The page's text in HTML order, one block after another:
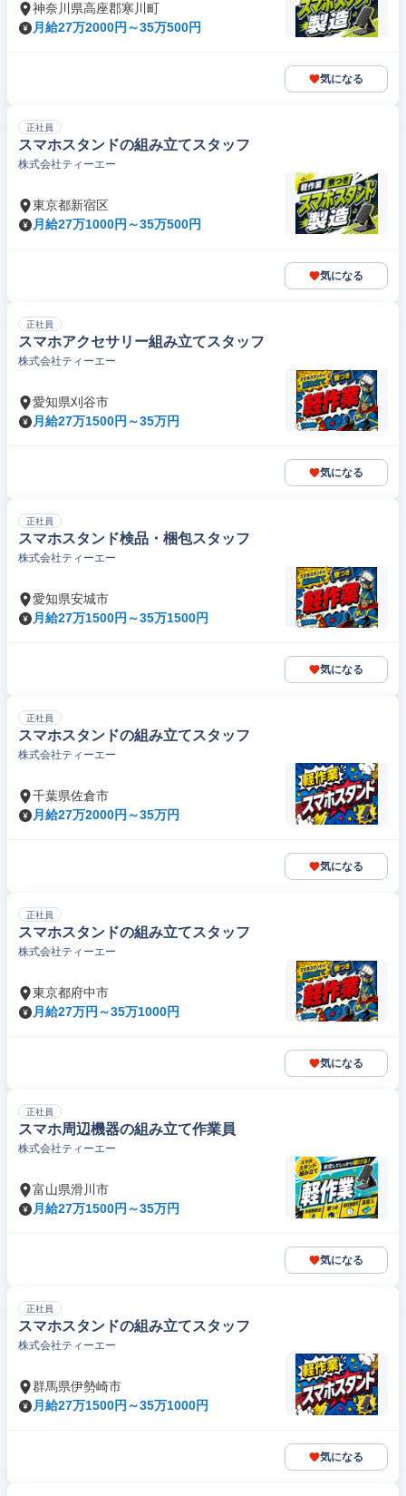
神奈川県高座郡寒川町
月給27万2000円～35万500円
気になる
正社員
スマホスタンドの組み立てスタッフ
株式会社ティーエー
東京都新宿区
月給27万1000円～35万500円
気になる
正社員
スマホアクセサリー組み立てスタッフ
株式会社ティーエー
愛知県刈谷市
月給27万1500円～35万円
気になる
正社員
スマホスタンド検品・梱包スタッフ
株式会社ティーエー
愛知県安城市
月給27万1500円～35万1500円
気になる
正社員
スマホスタンドの組み立てスタッフ
株式会社ティーエー
千葉県佐倉市
月給27万2000円～35万円
気になる
正社員
スマホスタンドの組み立てスタッフ
株式会社ティーエー
東京都府中市
月給27万円～35万1000円
気になる
正社員
スマホ周辺機器の組み立て作業員
株式会社ティーエー
富山県滑川市
月給27万1500円～35万円
気になる
正社員
スマホスタンドの組み立てスタッフ
株式会社ティーエー
群馬県伊勢崎市
月給27万1500円～35万1000円
気になる